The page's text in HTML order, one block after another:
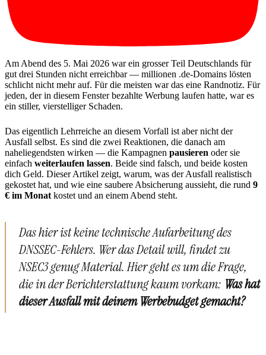
Am Abend des 5. Mai 2026 war ein grosser Teil Deutschlands für
gut drei Stunden nicht erreichbar — millionen .de-Domains lösten
schlicht nicht mehr auf. Für die meisten war das eine Randnotiz. Für
jeden, der in diesem Fenster bezahlte Werbung laufen hatte, war es
ein stiller, vierstelliger Schaden.
Das eigentlich Lehrreiche an diesem Vorfall ist aber nicht der
Ausfall selbst. Es sind die zwei Reaktionen, die danach am
naheliegendsten wirken — die Kampagnen pausieren oder sie
einfach weiterlaufen lassen. Beide sind falsch, und beide kosten
dich Geld. Dieser Artikel zeigt, warum, was der Ausfall realistisch
gekostet hat, und wie eine saubere Absicherung aussieht, die rund 9
€ im Monat kostet und an einem Abend steht.
Das hier ist keine technische Aufarbeitung des
DNSSEC-Fehlers. Wer das Detail will, findet zu
NSEC3 genug Material. Hier geht es um die Frage,
die in der Berichterstattung kaum vorkam: Was hat
dieser Ausfall mit deinem Werbebudget gemacht?